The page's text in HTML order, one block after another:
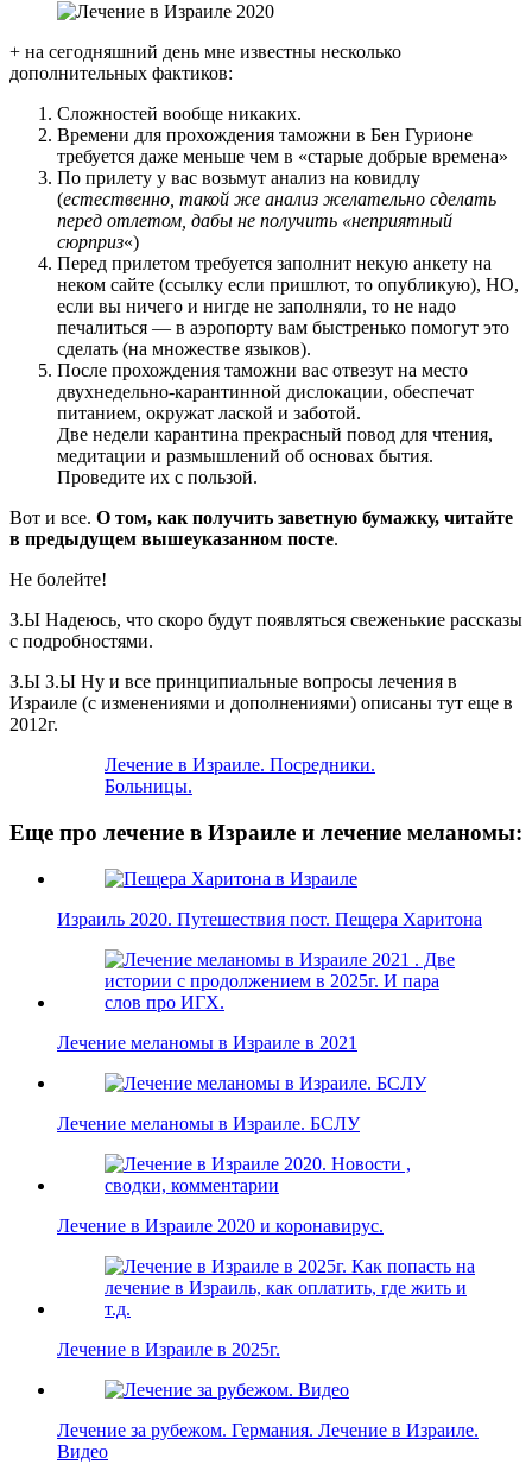
+ на сегодняшний день мне известны несколько
дополнительных фактиков:
Сложностей вообще никаких.
Времени для прохождения таможни в Бен Гурионе
требуется даже меньше чем в «старые добрые времена»
По прилету у вас возьмут анализ на ковидлу
(естественно, такой же анализ желательно сделать
перед отлетом, дабы не получить «неприятный
сюрприз«)
Перед прилетом требуется заполнит некую анкету на
неком сайте (ссылку если пришлют, то опубликую), НО,
если вы ничего и нигде не заполняли, то не надо
печалиться — в аэропорту вам быстренько помогут это
сделать (на множестве языков).
После прохождения таможни вас отвезут на место
двухнедельно-карантинной дислокации, обеспечат
питанием, окружат лаской и заботой.
Две недели карантина прекрасный повод для чтения,
медитации и размышлений об основах бытия.
Проведите их с пользой.
Вот и все. О том, как получить заветную бумажку, читайте
в предыдущем вышеуказанном посте.
Не болейте!
З.Ы Надеюсь, что скоро будут появляться свеженькие рассказы
с подробностями.
З.Ы З.Ы Ну и все принципиальные вопросы лечения в
Израиле (с изменениями и дополнениями) описаны тут еще в
2012г.
Лечение в Израиле. Посредники.
Больницы.
Еще про лечение в Израиле и лечение меланомы:
Израиль 2020. Путешествия пост. Пещера Харитона
Лечение меланомы в Израиле в 2021
Лечение меланомы в Израиле. БСЛУ
Лечение в Израиле 2020 и коронавирус.
Лечение в Израиле в 2025г.
Лечение за рубежом. Германия. Лечение в Израиле.
Видео